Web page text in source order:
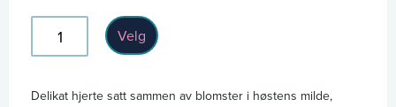
Hjerte
760
L
Velg
Delikat hjerte satt sammen av blomster i høstens milde,